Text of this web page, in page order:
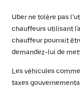
Uber ne tolère pas
chauffeurs utilisant
chauffeur pourrait
demandez-lui de
Les véhicules
taxes